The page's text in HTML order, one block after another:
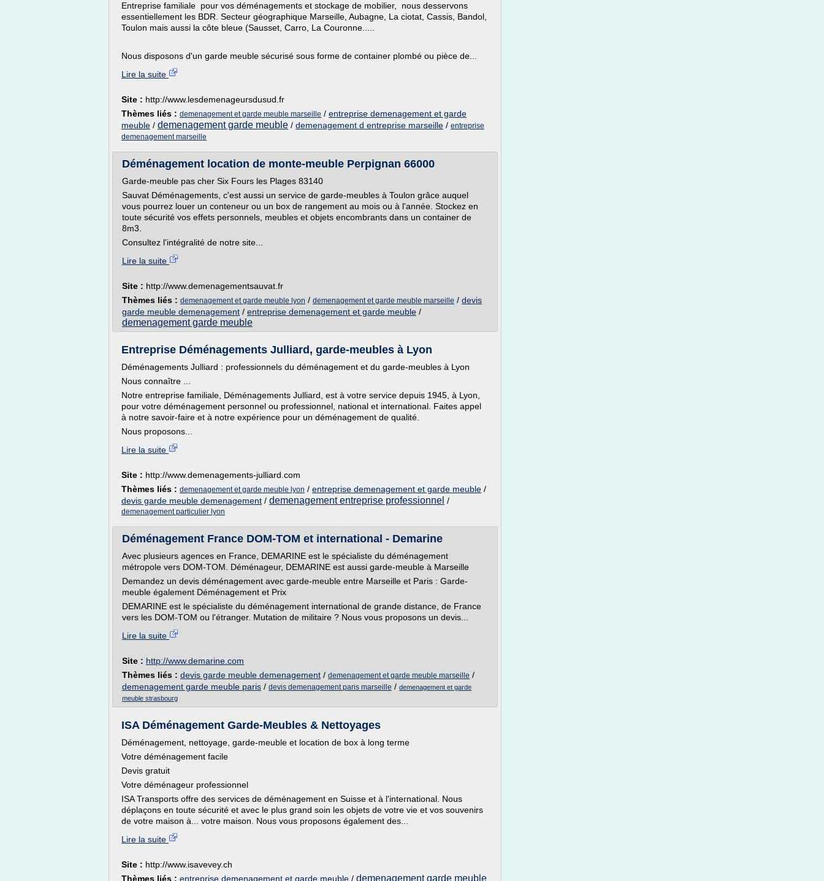
Entreprise familiale pour vos déménagements et stockage de mobilier, nous desservons
essentiellement les BDR. Secteur géographique Marseille, Aubagne, La ciotat, Cassis, Bandol,
Toulon mais aussi la côte bleue (Sausset, Carro, La Couronne.....
Nous disposons d'un garde meuble sécurisé sous forme de container plombé ou pièce de...
Lire la suite
Site : http://www.lesdemenageursdusud.fr
Thèmes liés : demenagement et garde meuble marseille / entreprise demenagement et garde
meuble / demenagement garde meuble / demenagement d entreprise marseille / entreprise
demenagement marseille
Déménagement location de monte-meuble Perpignan 66000
Garde-meuble pas cher Six Fours les Plages 83140
Sauvat Déménagements, c'est aussi un service de garde-meubles à Toulon grâce auquel
vous pourrez louer un conteneur ou un box de rangement au mois ou à l'année. Stockez en
toute sécurité vos effets personnels, meubles et objets encombrants dans un container de
8m3.
Consultez l'intégralité de notre site...
Lire la suite
Site : http://www.demenagementsauvat.fr
Thèmes liés : demenagement et garde meuble lyon / demenagement et garde meuble marseille / devis
garde meuble demenagement / entreprise demenagement et garde meuble /
demenagement garde meuble
Entreprise Déménagements Julliard, garde-meubles à Lyon
Déménagements Julliard : professionnels du déménagement et du garde-meubles à Lyon
Nous connaître ...
Notre entreprise familiale, Déménagements Julliard, est à votre service depuis 1945, à Lyon,
pour votre déménagement personnel ou professionnel, national et international. Faites appel
à notre savoir-faire et à notre expérience pour un déménagement de qualité.
Nous proposons...
Lire la suite
Site : http://www.demenagements-julliard.com
Thèmes liés : demenagement et garde meuble lyon / entreprise demenagement et garde meuble /
devis garde meuble demenagement / demenagement entreprise professionnel /
demenagement particulier lyon
Déménagement France DOM-TOM et international - Demarine
Avec plusieurs agences en France, DEMARINE est le spécialiste du déménagement
métropole vers DOM-TOM. Déménageur, DEMARINE est aussi garde-meuble à Marseille
Demandez un devis déménagement avec garde-meuble entre Marseille et Paris : Garde-
meuble également Déménagement et Prix
DEMARINE est le spécialiste du déménagement international de grande distance, de France
vers les DOM-TOM ou l'étranger. Mutation de militaire ? Nous vous proposons un devis...
Lire la suite
Site : http://www.demarine.com
Thèmes liés : devis garde meuble demenagement / demenagement et garde meuble marseille /
demenagement garde meuble paris / devis demenagement paris marseille / demenagement et garde
meuble strasbourg
ISA Déménagement Garde-Meubles & Nettoyages
Déménagement, nettoyage, garde-meuble et location de box à long terme
Votre déménagement facile
Devis gratuit
Votre déménageur professionnel
ISA Transports offre des services de déménagement en Suisse et à l'international. Nous
déplaçons en toute sécurité et avec le plus grand soin les objets de votre vie et vos souvenirs
de votre maison à... votre maison. Nous vous proposons également des...
Lire la suite
Site : http://www.isavevey.ch
Thèmes liés : entreprise demenagement et garde meuble / demenagement garde meuble